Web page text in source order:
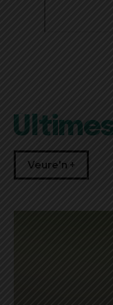
Veure'n +